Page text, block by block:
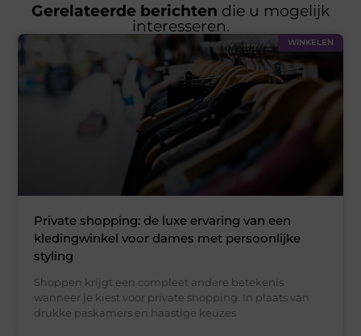
Gerelateerde berichten die u mogelijk
interesseren.
WINKELEN
Private shopping: de luxe ervaring van een
kledingwinkel voor dames met persoonlijke
styling
Shoppen krijgt een compleet andere betekenis
wanneer je kiest voor private shopping. In plaats van
drukke paskamers en haastige keuzes